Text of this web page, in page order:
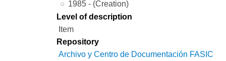
1985 - (Creation)
Level of description
Item
Repository
Archivo y Centro de Documentación FASIC